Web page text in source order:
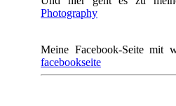
Photography
Meine Facebook-Seite mit
facebookseite